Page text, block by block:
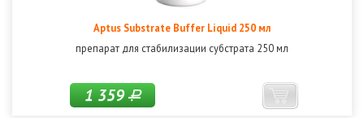
Aptus Substrate Buffer Liquid 250 мл
препарат для стабилизации субстрата 250 мл
1 359Р